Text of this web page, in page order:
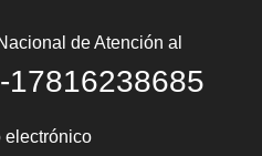
de Atención al
17816238685
electrónico